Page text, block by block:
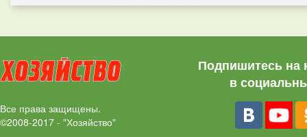
Все права защищены.
©2008-2017 - "Хозяйство"
Подпишитесь на
в